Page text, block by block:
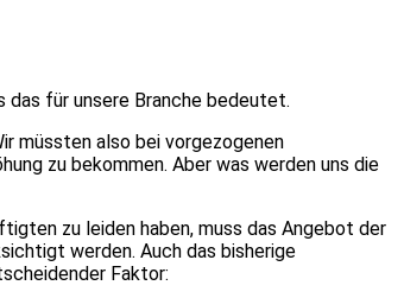
das für unsere Branche bedeutet.
müssten also bei vorgezogenen
zu bekommen. Aber was werden uns die
zu leiden haben, muss das Angebot der
werden. Auch das bisherige
Faktor: